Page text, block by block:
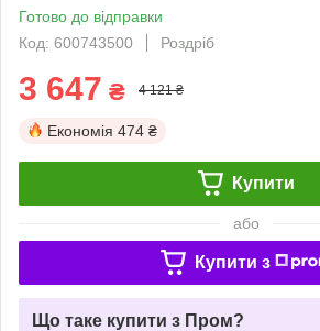
Готово до відправки
Код: 600743500
Роздріб
3 647 ₴ 4 121 ₴
Економія 474 ₴
Купити
або
Купити з
Що таке купити з Пром?